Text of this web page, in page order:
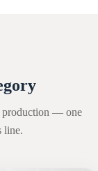
production — one
line.